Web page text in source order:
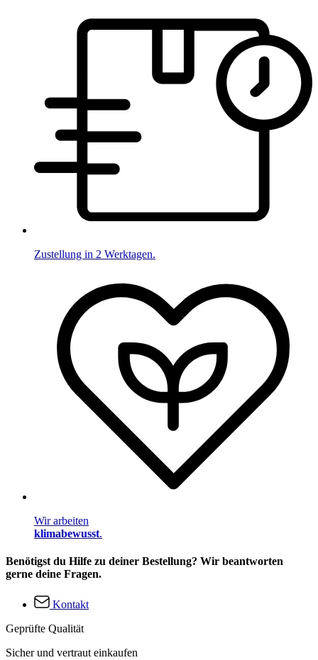
Zustellung in 2 Werktagen.
Wir arbeiten
klimabewusst.
Benötigst du Hilfe zu deiner Bestellung? Wir beantworten
gerne deine Fragen.
Kontakt
Geprüfte Qualität
Sicher und vertraut einkaufen